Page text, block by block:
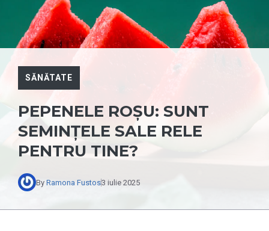
SĂNĂTATE
PEPENELE ROȘU: SUNT
SEMINȚELE SALE RELE
PENTRU TINE?
By Ramona Fustos3 iulie 2025